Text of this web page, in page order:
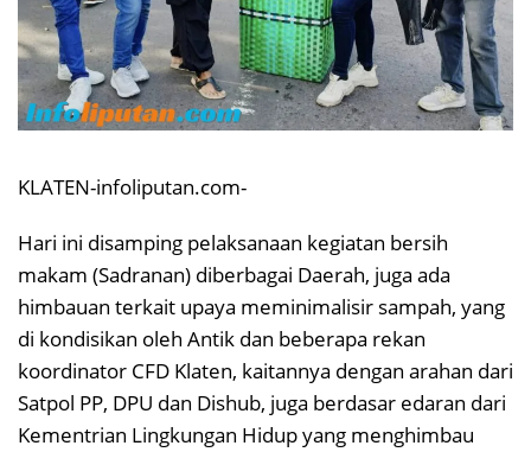
KLATEN-infoliputan.com-
Hari ini disamping pelaksanaan kegiatan bersih
makam (Sadranan) diberbagai Daerah, juga ada
himbauan terkait upaya meminimalisir sampah, yang
di kondisikan oleh Antik dan beberapa rekan
koordinator CFD Klaten, kaitannya dengan arahan dari
Satpol PP, DPU dan Dishub, juga berdasar edaran dari
Kementrian Lingkungan Hidup yang menghimbau